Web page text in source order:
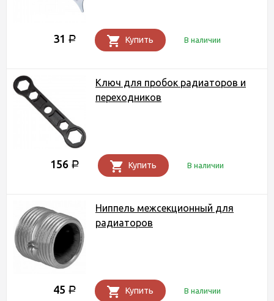
31 Р Купить В наличии
Ключ для пробок радиаторов и
переходников
156 Р Купить В наличии
Ниппель межсекционный для
радиаторов
45 Р Купить В наличии